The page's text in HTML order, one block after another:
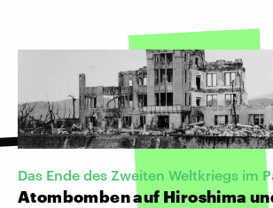
Das Ende des Zweiten Weltkriegs im
Atombomben auf Hiroshima